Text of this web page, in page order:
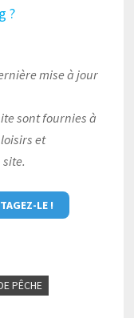
?
mise à jour
sont fournies à
et
LE !
PÊCHE